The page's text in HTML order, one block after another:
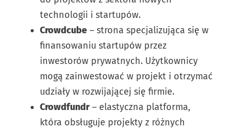
technologii i startupów.
Crowdcube – strona specjalizująca się w
finansowaniu startupów przez
inwestorów prywatnych. Użytkownicy
mogą zainwestować w projekt i otrzymać
udziały w rozwijającej się firmie.
Crowdfundr– elastyczna platforma,
która obsługuje projekty z różnych